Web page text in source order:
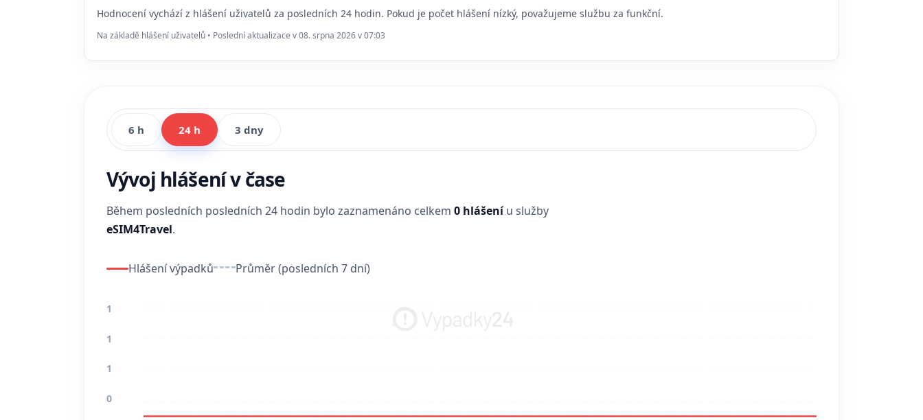
Hodnocení vychází z hlášení uživatelů za posledních 24 hodin. Pokud je počet hlášení nízký, považujeme službu za funkční.
Na základě hlášení uživatelů • Poslední aktualizace v 08. srpna 2026 v 07:03
6 h 24 h 3 dny
Vývoj hlášení v čase
Během posledních posledních 24 hodin bylo zaznamenáno celkem 0 hlášeníu služby
eSIM4Travel.
Hlášení výpadků Průměr (posledních 7 dní)
1
1
1
0